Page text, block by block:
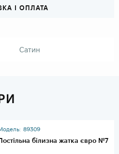
І ОПЛАТА
Сатин
89309
білизна жатка євро №7